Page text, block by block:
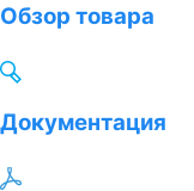
Обзор товара
Документация